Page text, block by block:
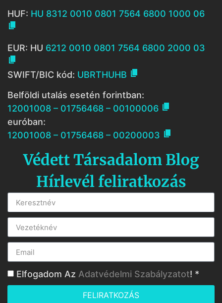
HUF: HU 8312 0010 0801 7564 6800 1000 06

EUR: HU 6212 0010 0801 7564 6800 2000 03

SWIFT/BIC kód: UBRTHUHB 
Belföldi utalás esetén forintban:
12001008 – 01756468 – 00100006 
euróban:
12001008 – 01756468 – 00200003 
Védett Társadalom Blog
Hírlevél feliratkozás
Elfogadom Az Adatvédelmi Szabályzatot! *
FELIRATKOZÁS